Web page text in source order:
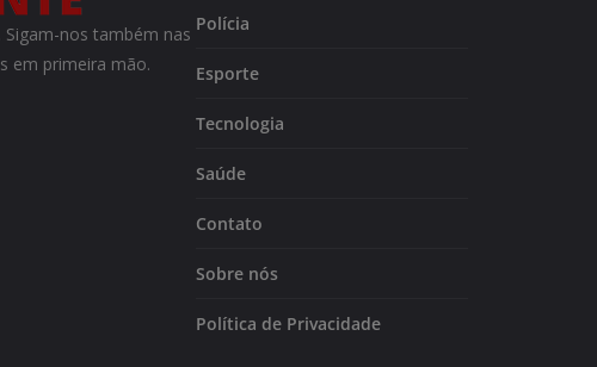
nos também nas
em primeira mão.
Polícia
Esporte
Tecnologia
Saúde
Contato
Sobre nós
Política de Privacidade